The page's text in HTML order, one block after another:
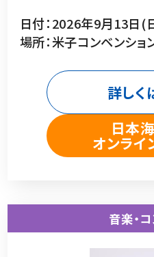
日付：2026年9月13日(
場所：米子コンベンショ
詳しく
日本
オンライ
音楽・